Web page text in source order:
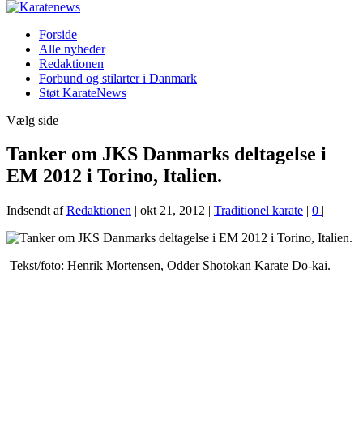
Forside
Alle nyheder
Redaktionen
Forbund og stilarter i Danmark
Støt KarateNews
Vælg side
Tanker om JKS Danmarks deltagelse i
EM 2012 i Torino, Italien.
Indsendt afRedaktionen | okt 21, 2012 | Traditionel karate | 0 |
Tekst/foto: Henrik Mortensen, Odder Shotokan Karate Do-kai.